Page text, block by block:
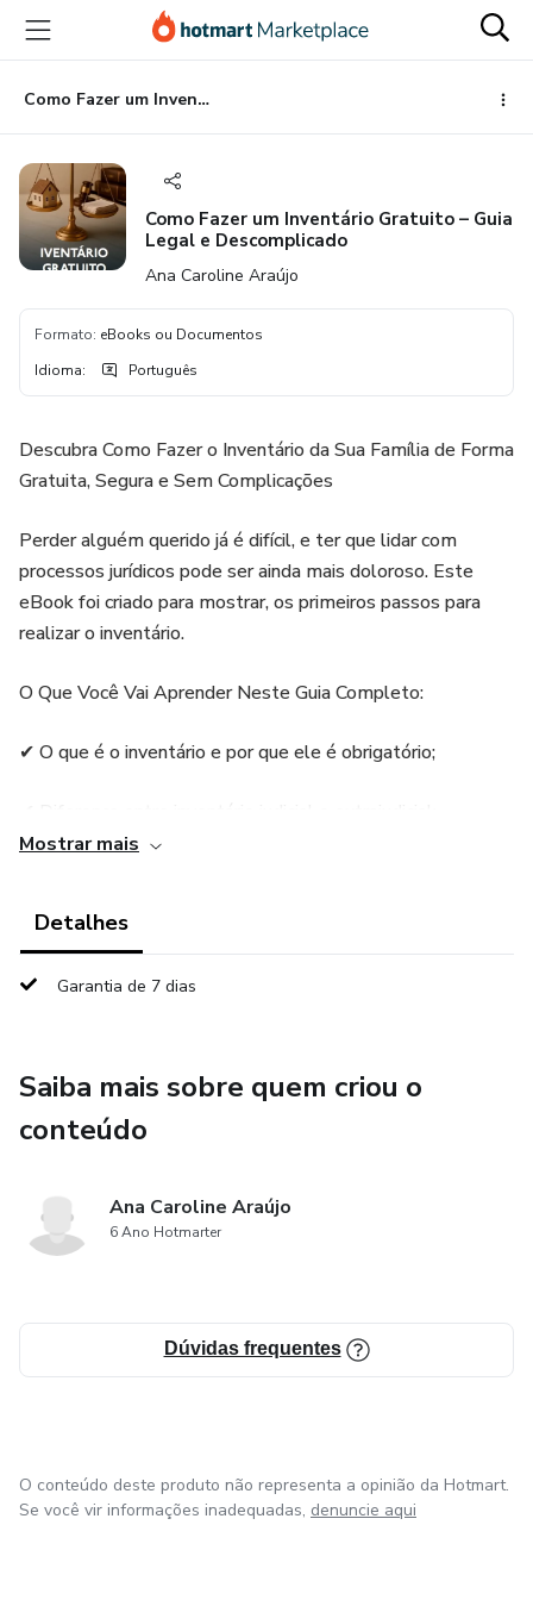
para
conteúdo
principal
para
pagamento
para
rodapé
Como Fazer um Inventário Gratuito – Guia Legal e Descomplicado
Como Fazer um Inventário Gratuito – Guia
Legal e Descomplicado
Ana Caroline Araújo
Formato: eBooks ou Documentos
Idioma: Português
Descubra Como Fazer o Inventário da Sua Família de Forma
Gratuita, Segura e Sem Complicações
Perder alguém querido já é difícil, e ter que lidar com
processos jurídicos pode ser ainda mais doloroso. Este
eBook foi criado para mostrar, os primeiros passos para
realizar o inventário.
O Que Você Vai Aprender Neste Guia Completo:
✔ O que é o inventário e por que ele é obrigatório;
✔ Documentos necessários e como agilizar o processo;
✔ Casos em que é possível isenção de impostos no
✔ Dicas práticas para evitar multas, atrasos e
complicações;
economizar tempo e dinheiro.
👤 Para Quem é Este eBook?
Para famílias que perderam um ente querido e precisam
resolver a partilha de bens;
Para quem busca clareza, segurança e justiça em um
Mostrar mais
Detalhes
Garantia de 7 dias
Saiba mais sobre quem criou o
conteúdo
Ana Caroline Araújo
6 Ano Hotmarter
Dúvidas frequentes
O conteúdo deste produto não representa a opinião da Hotmart.
Se você vir informações inadequadas, denuncie aqui